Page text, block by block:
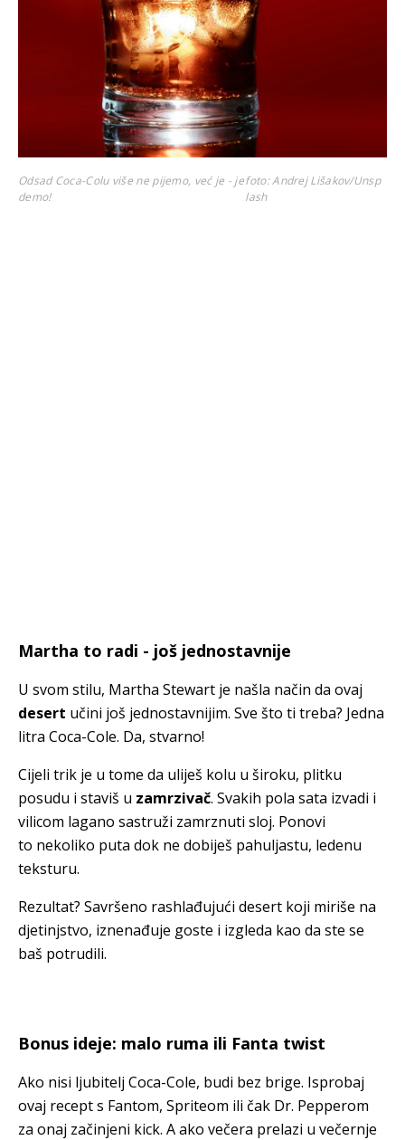
Odsad Coca-Colu više ne pijemo, već je - je
demo!
foto: Andrej Lišakov/Unsp
lash
Martha to radi - još jednostavnije
U svom stilu, Martha Stewart je našla način da ovaj
desert učini još jednostavnijim. Sve što ti treba? Jedna
litra Coca-Cole. Da, stvarno!
Cijeli trik je u tome da uliješ kolu u široku, plitku
posudu i staviš u zamrzivač. Svakih pola sata izvadi i
vilicom lagano sastruži zamrznuti sloj. Ponovi
to nekoliko puta dok ne dobiješ pahuljastu, ledenu
teksturu.
Rezultat? Savršeno rashlađujući desert koji miriše na
djetinjstvo, iznenađuje goste i izgleda kao da ste se
baš potrudili.
Bonus ideje: malo ruma ili Fanta twist
Ako nisi ljubitelj Coca-Cole, budi bez brige. Isprobaj
ovaj recept s Fantom, Spriteom ili čak Dr. Pepperom
za onaj začinjeni kick. A ako večera prelazi u večernje